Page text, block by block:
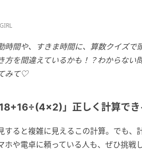
時間や、すきま時間に、算数クイズで
方を間違えているかも！？わからない
みて♡
18+16÷(4×2)」正しく計算で
すると複雑に見えるこの計算。でも、
ホや電卓に頼っている人も、ぜひ挑戦